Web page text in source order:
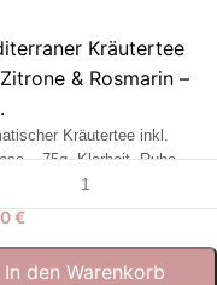
Kräutertee
& Rosmarin –
Kräutertee inkl.
– 75g, Klarheit, Ruhe
Leichtigkeit.
€
In den Warenkorb